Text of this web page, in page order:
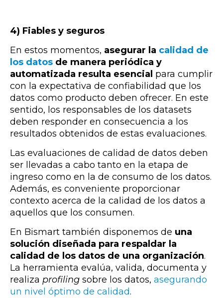
4) Fiables y seguros
En estos momentos, asegurar la calidad de
los datos de manera periódica y
automatizada resulta esencial para cumplir
con la expectativa de confiabilidad que los
datos como producto deben ofrecer. En este
sentido, los responsables de los datasets
deben responder en consecuencia a los
resultados obtenidos de estas evaluaciones.
Las evaluaciones de calidad de datos deben
ser llevadas a cabo tanto en la etapa de
ingreso como en la de consumo de los datos.
Además, es conveniente proporcionar
contexto acerca de la calidad de los datos a
aquellos que los consumen.
En Bismart también disponemos de una
solución diseñada para respaldar la
calidad de los datos de una organización.
La herramienta evalúa, valida, documenta y
realiza profiling sobre los datos, asegurando
un nivel óptimo de calidad.